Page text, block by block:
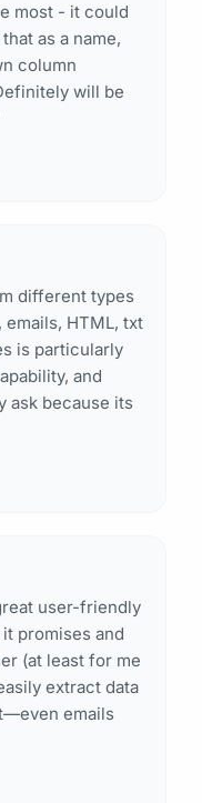
most - it could
as a name,
column
will be
different types
HTML, txt
is particularly
and
ask because its
user-friendly
promises and
(at least for me
extract data
emails